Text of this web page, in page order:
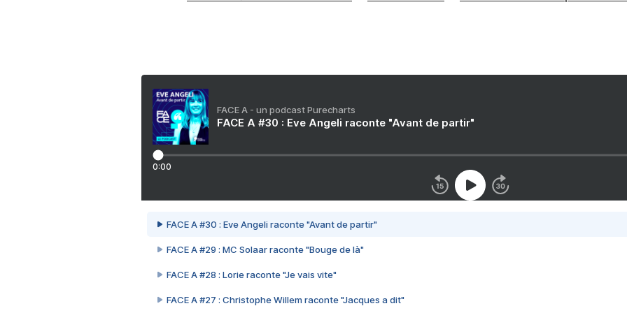
FACE A - un podcast Purecharts
FACE A #30 : Eve Angeli raconte "Avant de partir"
0:00
FACE A #30 : Eve Angeli raconte "Avant de partir"
FACE A #29 : MC Solaar raconte "Bouge de là"
FACE A #28 : Lorie raconte "Je vais vite"
FACE A #27 : Christophe Willem raconte "Jacques a dit"